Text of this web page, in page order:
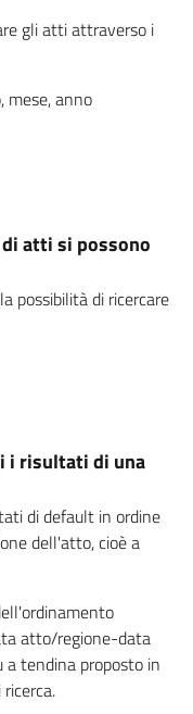
gli atti attraverso i
mese, anno
atti si possono
possibilità di ricercare
i risultati di una
di default in ordine
dell'atto, cioè a
atto/regione-data
tendina proposto in